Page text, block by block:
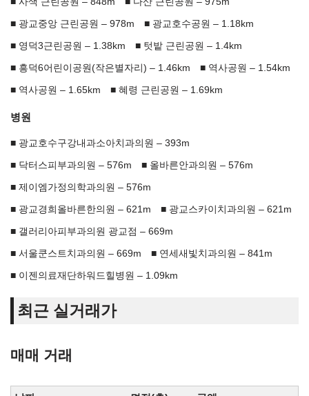
광교중앙 근린공원 – 978m 광교호수공원 – 1.18km
영덕3근린공원 – 1.38km 텃밭 근린공원 – 1.4km
흥덕6어린이공원(작은별자리) – 1.46km 역사공원 – 1.54km
역사공원 – 1.65km 혜령 근린공원 – 1.69km
병원
광교호수구강내과소아치과의원 – 393m
닥터스피부과의원 – 576m 올바른안과의원 – 576m
제이엠가정의학과의원 – 576m
광교경희올바른한의원 – 621m 광교스카이치과의원 – 621m
갤러리아피부과의원 광교점 – 669m
서울쿤스트치과의원 – 669m 연세새빛치과의원 – 841m
이젠의료재단하워드힐병원 – 1.09km
최근 실거래가
매매 거래